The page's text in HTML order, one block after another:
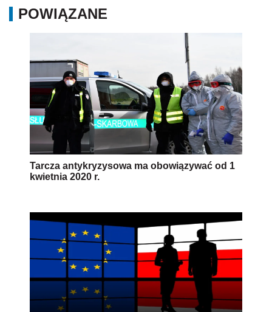
POWIĄZANE
Tarcza antykryzysowa ma obowiązywać od 1
kwietnia 2020 r.